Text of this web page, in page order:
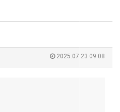
2025.07.23 09:08